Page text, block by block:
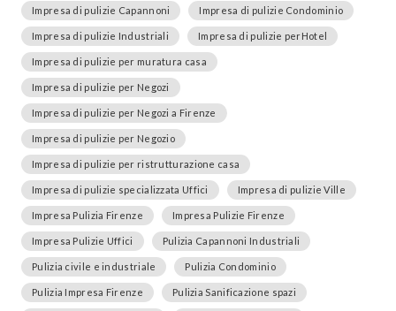
Impresa di pulizie Capannoni Impresa di pulizie Condominio
Impresa di pulizie Industriali Impresa di pulizie perHotel
Impresa di pulizie per muratura casa
Impresa di pulizie per Negozi
Impresa di pulizie per Negozi a Firenze
Impresa di pulizie per Negozio
Impresa di pulizie per ristrutturazione casa
Impresa di pulizie specializzata Uffici Impresa di pulizie Ville
Impresa Pulizia Firenze Impresa Pulizie Firenze
Impresa Pulizie Uffici Pulizia Capannoni Industriali
Pulizia civile e industriale Pulizia Condominio
Pulizia Impresa Firenze Pulizia Sanificazione spazi